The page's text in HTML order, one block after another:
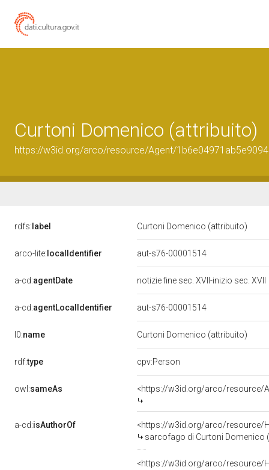
Curtoni Domenico (attribuito)
https://w3id.org/arco/resource/Agent/
rdfs: label Curtoni Domenico (attribuito)
arco-lite: localIdentifier aut-s76-00001514
a-cd:agentDate notizie fine sec. XVII-inizio sec. XVII
a-cd:agentLocalIdentifier aut-s76-00001514
l0:name Curtoni Domenico (attribuito)
rdf:type cpv:Person
owl:sameAs <https://w3id.org/arco/resource/
a-cd:isAuthorOf
<https://w3id.org/arco/resource/
sarcofago di Curtoni Domenico
<https://w3id.org/arco/resource/